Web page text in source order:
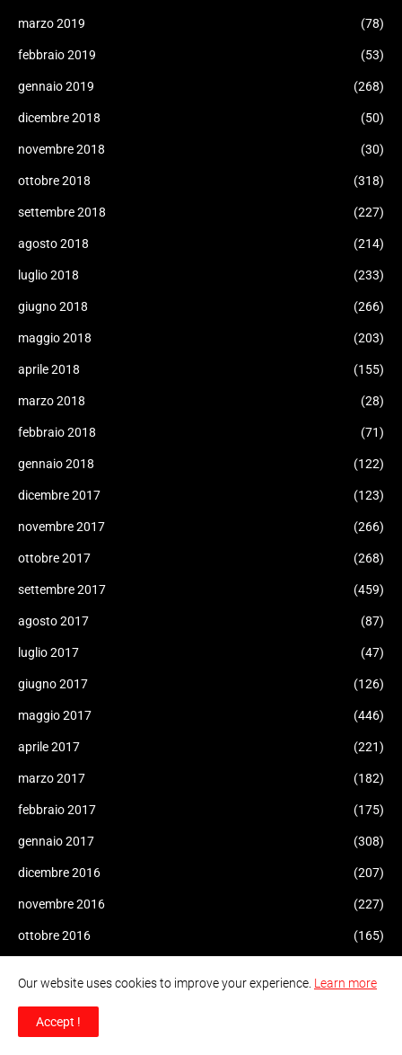
marzo 2019 (78)
febbraio 2019 (53)
gennaio 2019 (268)
dicembre 2018 (50)
novembre 2018 (30)
ottobre 2018 (318)
settembre 2018 (227)
agosto 2018 (214)
luglio 2018 (233)
giugno 2018 (266)
maggio 2018 (203)
aprile 2018 (155)
marzo 2018 (28)
febbraio 2018 (71)
gennaio 2018 (122)
dicembre 2017 (123)
novembre 2017 (266)
ottobre 2017 (268)
settembre 2017 (459)
agosto 2017 (87)
luglio 2017 (47)
giugno 2017 (126)
maggio 2017 (446)
aprile 2017 (221)
marzo 2017 (182)
febbraio 2017 (175)
gennaio 2017 (308)
dicembre 2016 (207)
novembre 2016 (227)
ottobre 2016 (165)
luglio 2016
Our website uses cookies to improve your experience. Learn more
Accept !